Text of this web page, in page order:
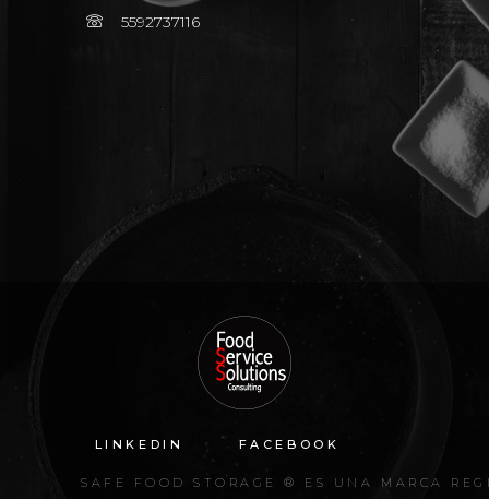
5592737116
LINKEDIN FACEBOOK
SAFE FOOD STORAGE ® ES UNA MARCA